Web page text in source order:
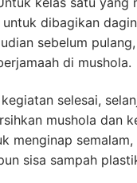
dibagikan
sebelum
di mushola.
selesai,
mushola dan
menginap semalam,
sisa sampah